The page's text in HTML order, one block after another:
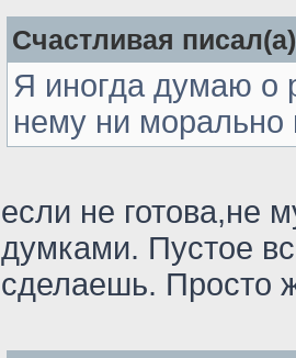
Счастливая
Я иногда думаю о
нему ни морально
если не готова,не
думками. Пустое
сделаешь. Просто